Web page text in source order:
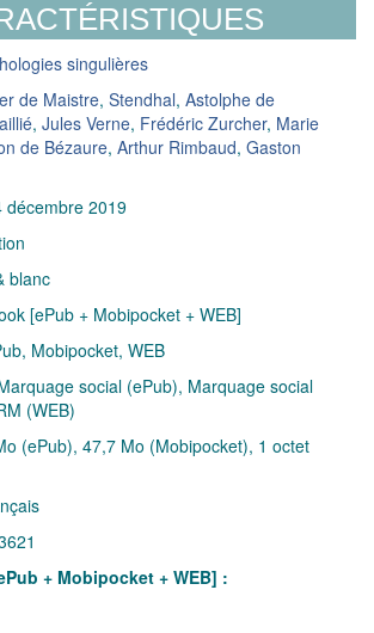
singulières
de Maistre, Stendhal, Astolphe de
, Jules Verne, Frédéric Zurcher, Marie
de Bézaure, Arthur Rimbaud, Gaston
décembre 2019
blanc
[ePub + Mobipocket + WEB]
Mobipocket, WEB
social (ePub), Marquage social
(WEB)
(ePub), 47,7 Mo (Mobipocket), 1 octet
+ Mobipocket + WEB] :